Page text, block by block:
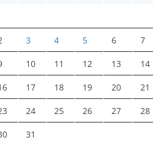
3 4 5 6 7
10 11 12 13 14
17 18 19 20 21
24 25 26 27 28
31